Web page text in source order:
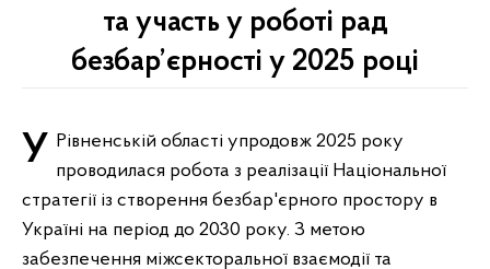
та участь у роботі рад
безбар’єрності у 2025 році
У Рівненській області упродовж 2025 року проводилася робота з реалізації Національної
стратегії із створення безбар'єрного простору в
Україні на період до 2030 року. З метою
забезпечення міжсекторальної взаємодії та